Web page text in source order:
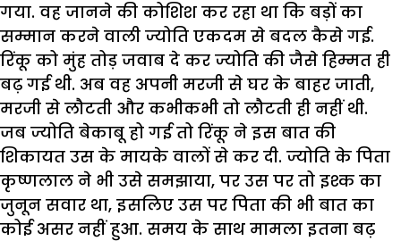
गया. वह जानने की कोशिश कर रहा था कि बड़ों का
सम्मान करने वाली ज्योति एकदम से बदल कैसे गई.
रिंकू को मुंह तोड़ जवाब दे कर ज्योति की जैसे हिम्मत ही
बढ़ गई थी. अब वह अपनी मरजी से घर के बाहर जाती,
मरजी से लौटती और कभीकभी तो लौटती ही नहीं थी.
जब ज्योति बेकाबू हो गई तो रिंकू ने इस बात की
शिकायत उस के मायके वालों से कर दी. ज्योति के पिता
कृष्णलाल ने भी उसे समझाया, पर उस पर तो इश्क का
जुनून सवार था, इसलिए उस पर पिता की भी बात का
कोई असर नहीं हुआ. समय के साथ मामला इतना बढ़